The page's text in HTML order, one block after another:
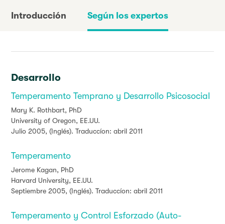
Introducción Según los expertos
Desarrollo
Temperamento Temprano y Desarrollo Psicosocial
Mary K. Rothbart, PhD
University of Oregon, EE.UU.
Julio 2005, (Inglés). Traduccíon: abril 2011
Temperamento
Jerome Kagan, PhD
Harvard University, EE.UU.
Septiembre 2005, (Inglés). Traduccíon: abril 2011
Temperamento y Control Esforzado (Auto-